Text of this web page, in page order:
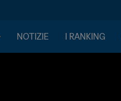
NOTIZIE I RANKING